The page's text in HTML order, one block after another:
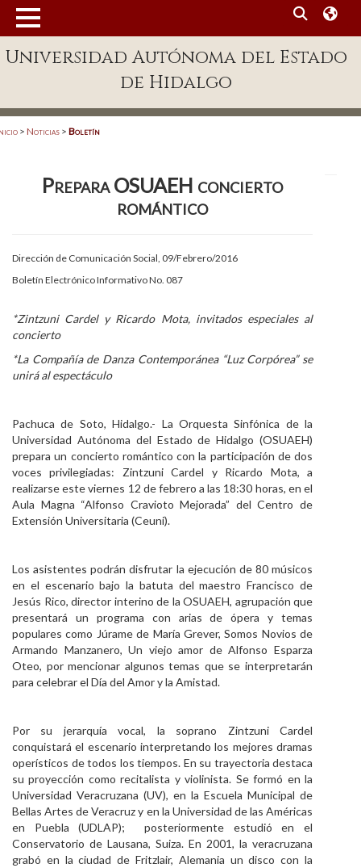
Enlaces
Patronato
Publicaciones en línea
Acreditación Internacional
Alumnado
Personal
Visitantes
Universidad Autónoma del Estado
de Hidalgo
> Noticias > Boletín
Prepara OSUAEH concierto
romántico
Dirección de Comunicación Social, 09/Febrero/2016
Boletín Electrónico Informativo No. 087
*Zintzuni Cardel y Ricardo Mota, invitados especiales al
concierto
*La Compañía de Danza Contemporánea “Luz Corpórea” se
unirá al espectáculo
Pachuca de Soto, Hidalgo.- La Orquesta Sinfónica de la
Universidad Autónoma del Estado de Hidalgo (OSUAEH)
prepara un concierto romántico con la participación de dos
voces privilegiadas: Zintzuni Cardel y Ricardo Mota, a
realizarse este viernes 12 de febrero a las 18:30 horas, en el
Aula Magna “Alfonso Cravioto Mejorada” del Centro de
Extensión Universitaria (Ceuni).
Los asistentes podrán disfrutar la ejecución de 80 músicos
en el escenario bajo la batuta del maestro Francisco de
Jesús Rico, director interino de la OSUAEH, agrupación que
presentará un programa con arias de ópera y temas
populares como Júrame de María Grever, Somos Novios de
Armando Manzanero, Un viejo amor de Alfonso Esparza
Oteo, por mencionar algunos temas que se interpretarán
para celebrar el Día del Amor y la Amistad.
Por su jerarquía vocal, la soprano Zintzuni Cardel
conquistará el escenario interpretando los mejores dramas
operísticos de todos los tiempos. En su trayectoria destaca
su proyección como recitalista y violinista. Se formó en la
Universidad Veracruzana (UV), en la Escuela Municipal de
Bellas Artes de Veracruz y en la Universidad de las Américas
en Puebla (UDLAP); posteriormente estudió en el
Conservatorio de Lausana, Suiza. En 2001, la veracruzana
grabó en la ciudad de Fritzlair, Alemania un disco con la